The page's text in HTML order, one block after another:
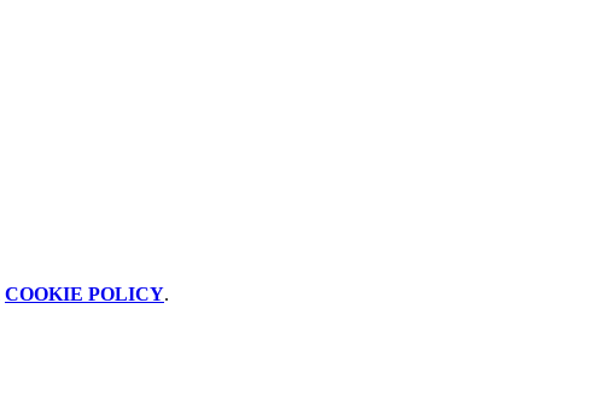
COOKIE POLICY.